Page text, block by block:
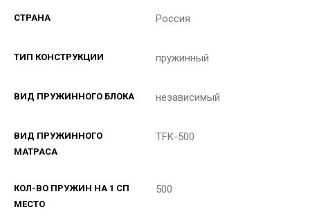
СТРАНА Россия
ТИП КОНСТРУКЦИИ пружинный
ВИД ПРУЖИННОГО БЛОКА независимый
ВИД ПРУЖИННОГО
МАТРАСА
TFK-500
КОЛ-ВО ПРУЖИН НА 1 СП
МЕСТО
500